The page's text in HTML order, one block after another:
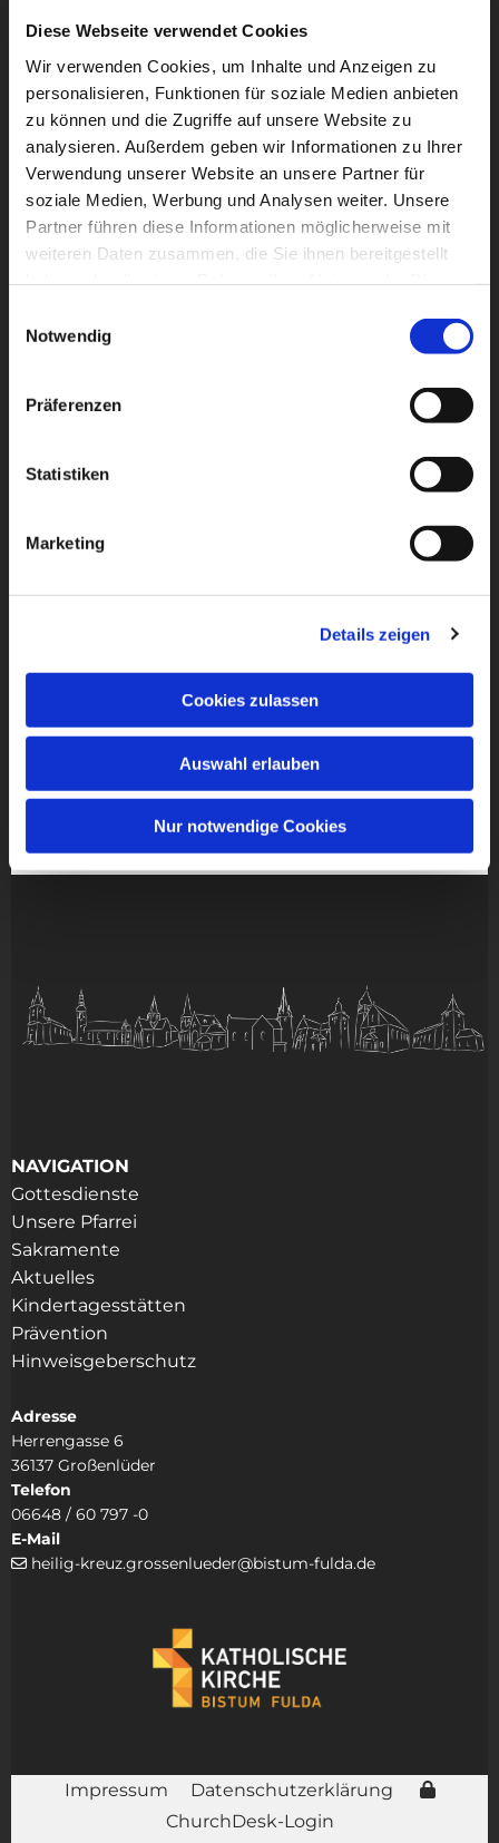
Diese Webseite verwendet Cookies
Wir verwenden Cookies, um Inhalte und Anzeigen zu
personalisieren, Funktionen für soziale Medien anbieten
zu können und die Zugriffe auf unsere Website zu
analysieren. Außerdem geben wir Informationen zu Ihrer
Verwendung unserer Website an unsere Partner für
soziale Medien, Werbung und Analysen weiter. Unsere
Partner führen diese Informationen möglicherweise mit
weiteren Daten zusammen, die Sie ihnen bereitgestellt
Notwendig
Präferenzen
Statistiken
Marketing
Details zeigen
Cookies zulassen
Auswahl erlauben
Nur notwendige Cookies
Dies könnte Sie auch
NAVIGATION
Gottesdienste
Unsere Pfarrei
Sakramente
Aktuelles
Kindertagesstätten
Prävention
Hinweisgeberschutz
Adresse
Herrengasse 6
36137 Großenlüder
Telefon
06648 / 60 797 -0
E-Mail
 heilig-kreuz.grossenlueder@bistum-fulda.de
Impressum
Datenschutzerklärung
ChurchDesk-Login